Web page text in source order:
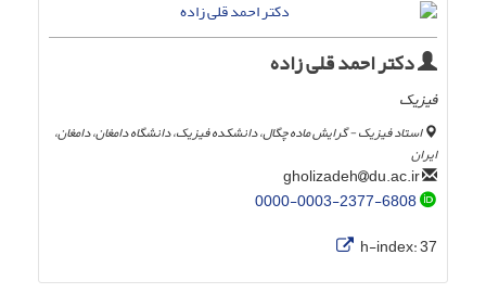
دکتر احمد قلی زاده
فیزیک
استاد فیزیک - گرایش ماده چگال، دانشکده فیزیک، دانشگاه دامغان، دامغان،
ایران
du.ac.ir
0000-0003-2377-6808
h-index:37